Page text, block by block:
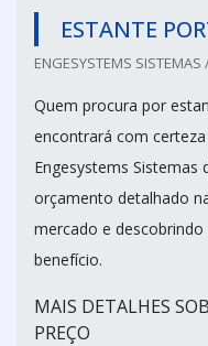
ESTANTE
ENGESYSTEMS SISTEMAS
Quem procura por
encontrará com
Engesystems Sistemas
orçamento detalhado
mercado e
benefício.
MAIS DETALHES
PREÇO